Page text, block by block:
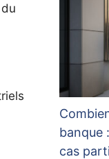
banque
cas